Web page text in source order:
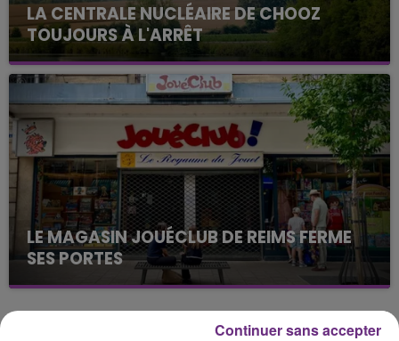
LA CENTRALE NUCLÉAIRE DE CHOOZ
TOUJOURS À L'ARRÊT
Cela fait déjà une semaine que la centrale
nucléaire ardennaise est à l'arrêt. Une situation
justifiée par la sécheresse intense qui est toujours
présente.
LE MAGASIN JOUÉCLUB DE REIMS FERME
SES PORTES
C'était l'une des institutions du centre-ville
Continuer sans accepter